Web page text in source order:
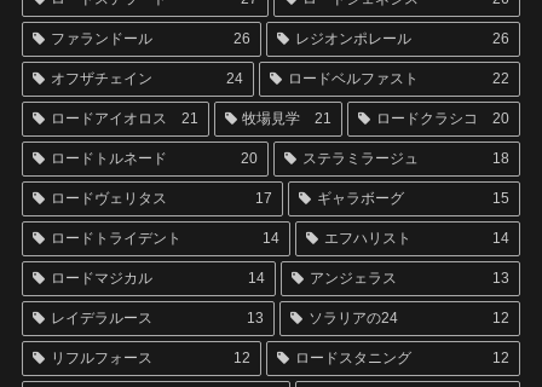
ファランドール 26 レジオンポレール 26
オフザチェイン 24 ロードベルファスト 22
ロードアイオロス 21 牧場見学 21 ロードクラシコ 20
ロードトルネード 20 ステラミラージュ 18
ロードヴェリタス 17 ギャラボーグ 15
ロードトライデント 14 エフハリスト 14
ロードマジカル 14 アンジェラス 13
レイデラルース 13 ソラリアの24 12
リフルフォース 12 ロードスタニング 12